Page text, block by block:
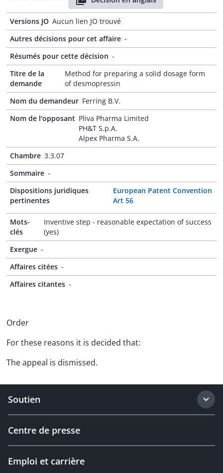
Versions JO Aucun lien JO trouvé
Autres décisions pour cet affaire -
Résumés pour cette décision -
Titre de la
demande
Method for preparing a solid dosage form
of desmopressin
Nom du demandeur Ferring B.V.
Nom de l'opposant Pliva Pharma Limited
PH&T S.p.A.
Alpex Pharma S.A.
Chambre 3.3.07
Sommaire -
Dispositions juridiques
pertinentes
European Patent Convention
Art 56
Mots-
clés
Inventive step - reasonable expectation of success
(yes)
Exergue -
Affaires citées -
Affaires citantes -
Order
For these reasons it is decided that:
The appeal is dismissed.
Soutien
Centre de presse
Emploi et carrière